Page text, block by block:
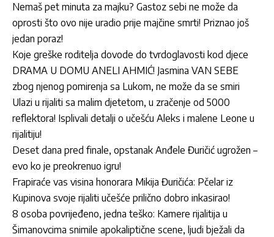
Nemaš pet minuta za majku? Gastoz sebi ne može da
oprosti što ovo nije uradio prije majčine smrti! Priznao još
jedan poraz!
Koje greške roditelja dovode do tvrdoglavosti kod djece
DRAMA U DOMU ANELI AHMIĆ! Jasmina VAN SEBE
zbog njenog pomirenja sa Lukom, ne može da se smiri
Ulazi u rijaliti sa malim djetetom, u zračenje od 5000
reflektora! Isplivali detalji o učešću Aleks i malene Leone u
rijalitiju!
Deset dana pred finale, opstanak Anđele Đuričić ugrožen –
evo ko je preokrenuo igru!
Frapiraće vas visina honorara Mikija Đuričića: Pčelar iz
Kupinova svoje rijaliti učešće prilično dobro inkasirao!
8 osoba povrijeđeno, jedna teško: Kamere rijalitija u
Šimanovcima snimile apokaliptične scene, ljudi bježali da